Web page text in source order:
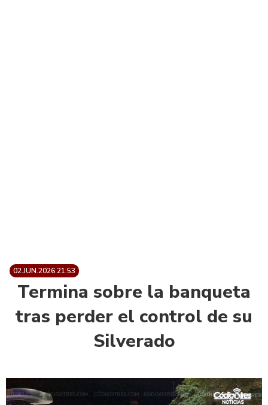
02.JUN.2026 21:53
Termina sobre la banqueta
tras perder el control de su
Silverado